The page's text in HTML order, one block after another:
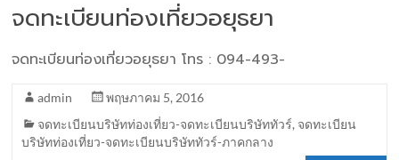
จดทะเบียนท่องเที่ยวอยุธยา
จดทะเบียนท่องเที่ยวอยุธยา โทร : 094-493-
admin
พฤษภาคม 5, 2016
จดทะเบียนบริษัทท่องเที่ยว-จดทะเบียนบริษัททัวร์, จดทะเบียน
บริษัทท่องเที่ยว-จดทะเบียนบริษัททัวร์-ภาคกลาง